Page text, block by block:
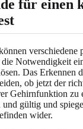
für einen
verschiedene
Notwendigkeit
Das Erkennen
ob jetzt der
Gehirnfunktion zu
gültig und
wider.